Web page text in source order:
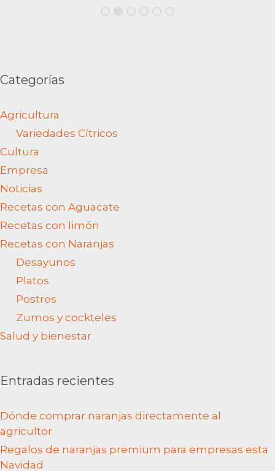
Categorías
Agricultura
Variedades Cítricos
Cultura
Empresa
Noticias
Recetas con Aguacate
Recetas con limón
Recetas con Naranjas
Desayunos
Platos
Postres
Zumos y cockteles
Salud y bienestar
Entradas recientes
Dónde comprar naranjas directamente al
agricultor
Regalos de naranjas premium para empresas esta
Navidad